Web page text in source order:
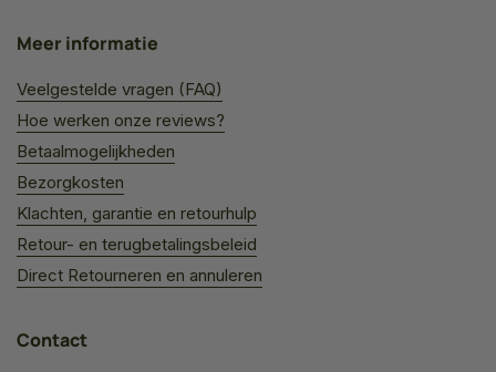
Meer informatie
Veelgestelde vragen (FAQ)
Hoe werken onze reviews?
Betaalmogelijkheden
Bezorgkosten
Klachten, garantie en retourhulp
Retour- en terugbetalingsbeleid
Direct Retourneren en annuleren
Contact